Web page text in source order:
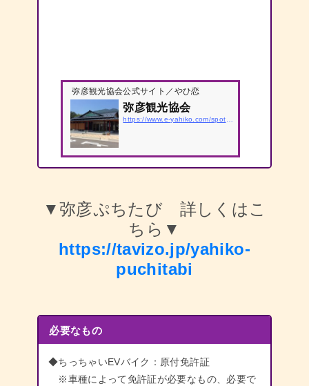
弥彦観光協会公式サイト／やひ恋
弥彦観光協会
▼弥彦ぷちたび 詳しくはこ
ちら▼
https://tavizo.jp/yahiko-
puchitabi
必要なもの
◆ちっちゃいEVバイク：原付免許証
※車種によって免許証が必要なもの、必要で